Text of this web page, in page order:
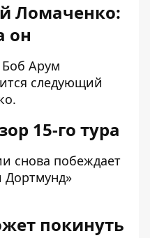
Ломаченко:
он
Боб Арум
следующий
.
15-го тура
снова побеждает
Дортмунд»
покинуть